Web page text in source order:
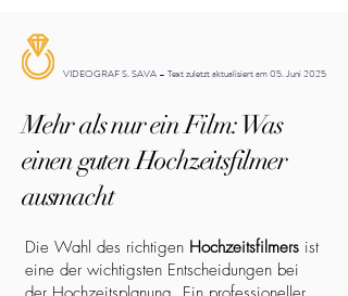
VIDEOGRAF S. SAVA – Text zuletzt aktualisiert am 05. Juni 2025
Mehr als nur ein Film: Was
einen guten Hochzeitsfilmer
ausmacht
Die Wahl des richtigen Hochzeitsfilmers ist
eine der wichtigsten Entscheidungen bei